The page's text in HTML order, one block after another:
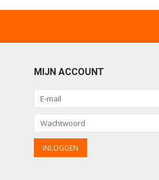
MIJN ACCOUNT